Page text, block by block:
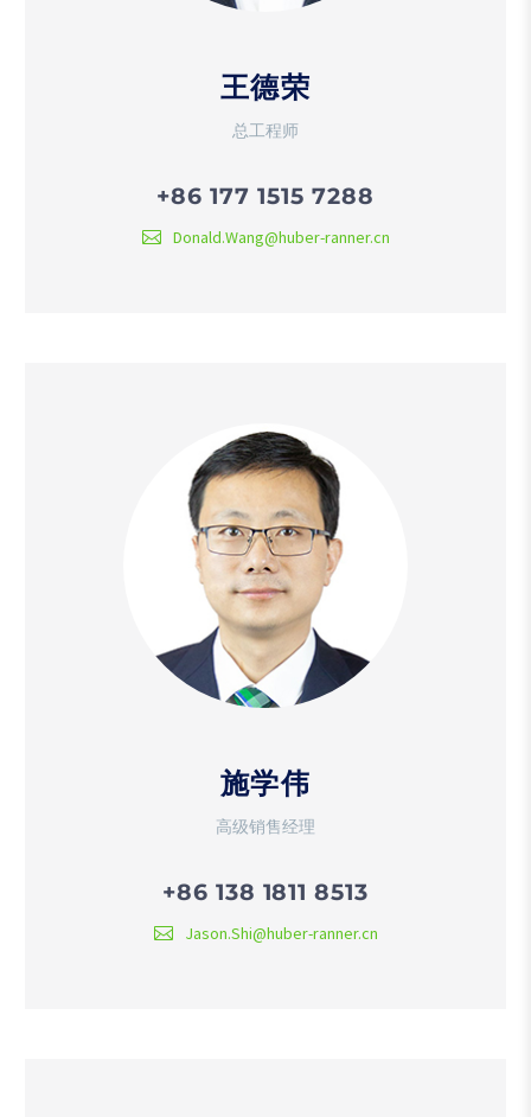
王德荣
总工程师
+86 177 1515 7288
Donald.Wang@huber-ranner.cn
施学伟
高级销售经理
+86 138 1811 8513
Jason.Shi@huber-ranner.cn